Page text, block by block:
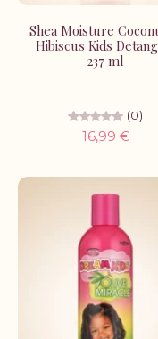
Shea Moisture
Hibiscus Kids
237 ml
(0)
16,99 €